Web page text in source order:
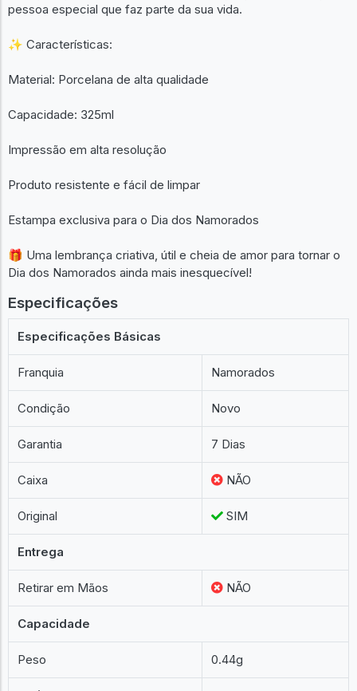
pessoa especial que faz parte da sua vida.
✨ Características:
Material: Porcelana de alta qualidade
Capacidade: 325ml
Impressão em alta resolução
Produto resistente e fácil de limpar
Estampa exclusiva para o Dia dos Namorados
🎁 Uma lembrança criativa, útil e cheia de amor para tornar o
Dia dos Namorados ainda mais inesquecível!
Especificações
Especificações Básicas
Franquia Namorados
Condição Novo
Garantia 7 Dias
Caixa NÃO
Original SIM
Entrega
Retirar em Mãos NÃO
Capacidade
Peso 0.44g